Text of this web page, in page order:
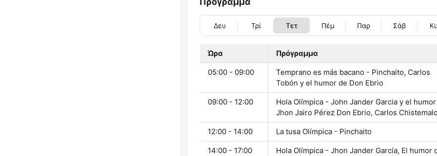
Δευ Τρί Τετ Πέμ Παρ Σάβ
Ώρα Πρόγραμμα
05:00 - 09:00
Temprano es más bacano - Pinchaito, Carlos
Tobón y el humor de Don Ebrio
09:00 - 12:00
Hola Olímpica - John Jander Garcia y el
Jhon Jairo Pérez Don Ebrio, Carlos Chistemalo
12:00 - 14:00 La tusa Olímpica - Pinchaito
14:00 - 17:00
Hola Olímpica - Jhon Jander García, El humor